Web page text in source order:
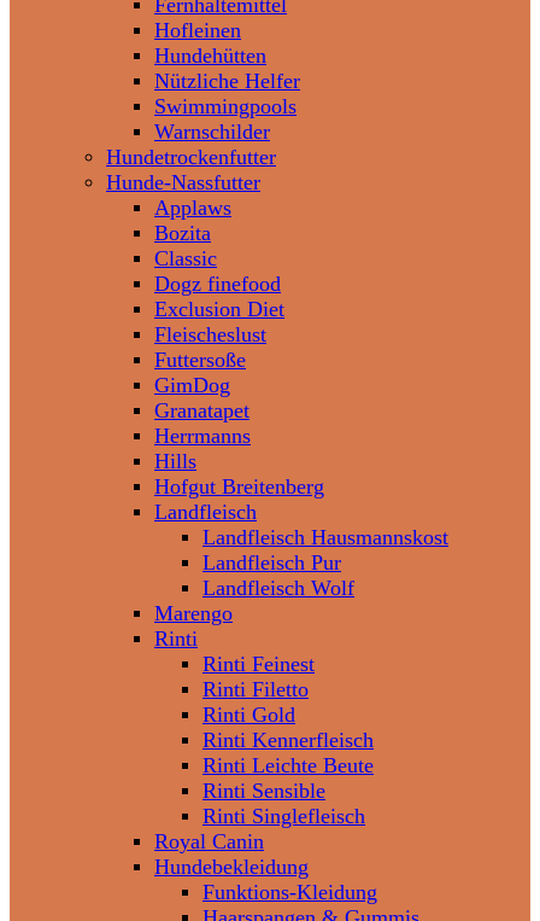
Fernhaltemittel
Hofleinen
Hundehütten
Nützliche Helfer
Swimmingpools
Warnschilder
Hundetrockenfutter
Hunde-Nassfutter
Applaws
Bozita
Classic
Dogz finefood
Exclusion Diet
Fleischeslust
Futtersoße
GimDog
Granatapet
Herrmanns
Hills
Hofgut Breitenberg
Landfleisch
Landfleisch Hausmannskost
Landfleisch Pur
Landfleisch Wolf
Marengo
Rinti
Rinti Feinest
Rinti Filetto
Rinti Gold
Rinti Kennerfleisch
Rinti Leichte Beute
Rinti Sensible
Rinti Singlefleisch
Royal Canin
Hundebekleidung
Funktions-Kleidung